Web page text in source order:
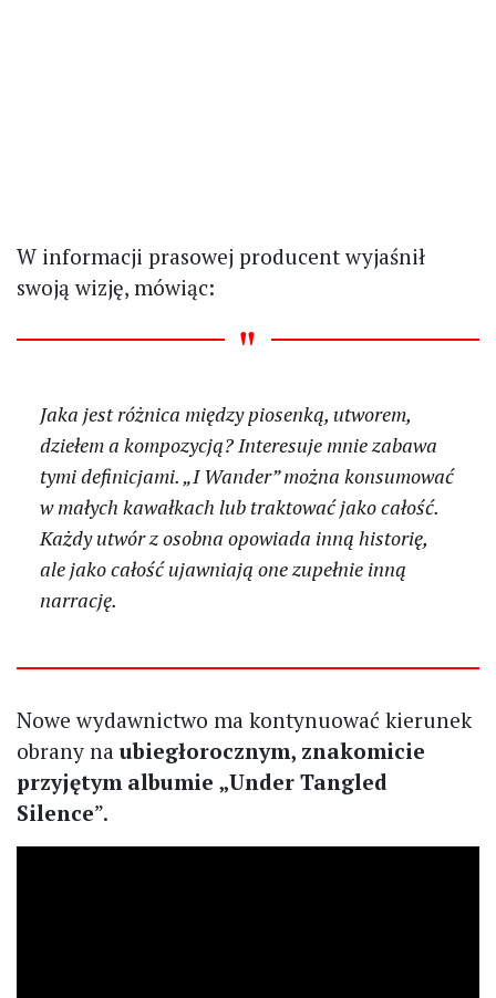
W informacji prasowej producent wyjaśnił
swoją wizję, mówiąc:
Jaka jest różnica między piosenką, utworem,
dziełem a kompozycją? Interesuje mnie zabawa
tymi definicjami. „I Wander” można konsumować
w małych kawałkach lub traktować jako całość.
Każdy utwór z osobna opowiada inną historię,
ale jako całość ujawniają one zupełnie inną
narrację.
Nowe wydawnictwo ma kontynuować kierunek
obrany na ubiegłorocznym, znakomicie
przyjętym albumie „Under Tangled
Silence”.